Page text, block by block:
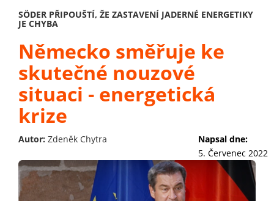
SÖDER PŘIPOUŠTÍ, ŽE ZASTAVENÍ JADERNÉ ENERGETIKY
JE CHYBA
Německo směřuje ke
skutečné nouzové
situaci - energetická
krize
Autor: Zdeněk Chytra
Napsal dne:
5. Červenec 2022